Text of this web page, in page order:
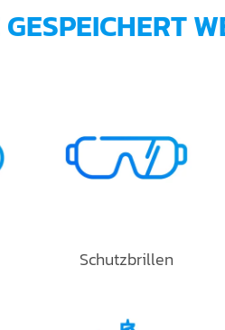
Schutzbrillen